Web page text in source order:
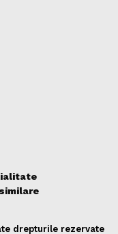
drepturile rezervate